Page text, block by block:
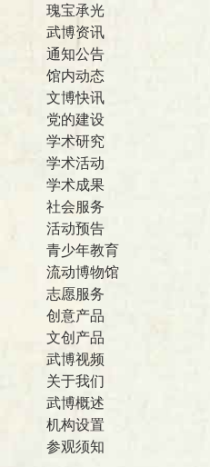
瑰宝承光
武博资讯
通知公告
馆内动态
文博快讯
党的建设
学术研究
学术活动
学术成果
社会服务
活动预告
青少年教育
流动博物馆
志愿服务
创意产品
文创产品
武博视频
关于我们
武博概述
机构设置
参观须知